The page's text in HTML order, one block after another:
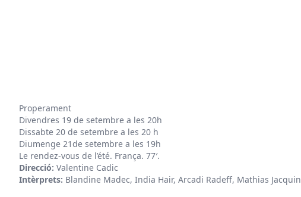
Properament
Divendres 19 de setembre a les 20h
Dissabte 20 de setembre a les 20 h
Diumenge 21de setembre a les 19h
Le rendez-vous de l’été. França. 77′.
Direcció: Valentine Cadic
Intèrprets: Blandine Madec, India Hair, Arcadi Radeff, Mathias Jacquin